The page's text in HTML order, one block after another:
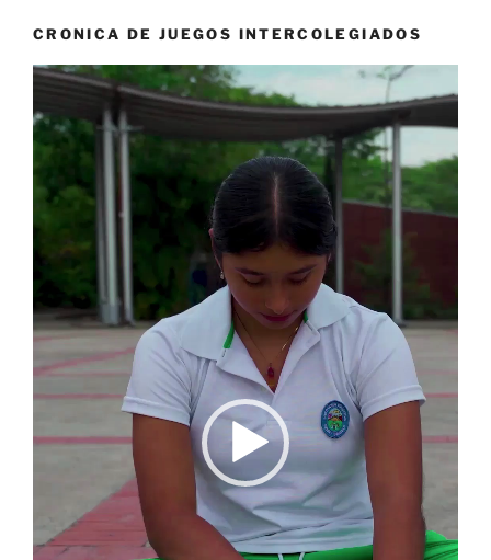
CRONICA DE JUEGOS INTERCOLEGIADOS
Reproductor
vídeo